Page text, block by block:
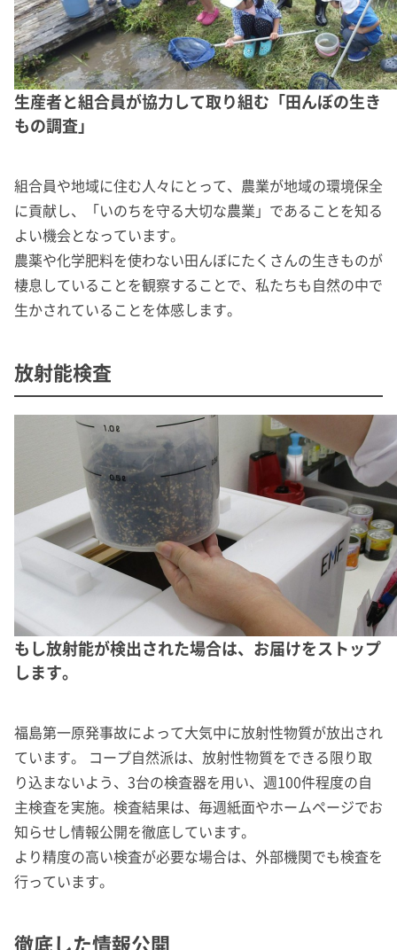
生産者と組合員が協力して取り組む「田んぼの生き
もの調査」
組合員や地域に住む人々にとって、農業が地域の環境保全
に貢献し、「いのちを守る大切な農業」であることを知る
よい機会となっています。
農薬や化学肥料を使わない田んぼにたくさんの生きものが
棲息していることを観察することで、私たちも自然の中で
生かされていることを体感します。
放射能検査
もし放射能が検出された場合は、お届けをストップ
します。
福島第一原発事故によって大気中に放射性物質が放出され
ています。 コープ自然派は、放射性物質をできる限り取
り込まないよう、3台の検査器を用い、週100件程度の自
主検査を実施。検査結果は、毎週紙面やホームページでお
知らせし情報公開を徹底しています。
より精度の高い検査が必要な場合は、外部機関でも検査を
行っています。
徹底した情報公開